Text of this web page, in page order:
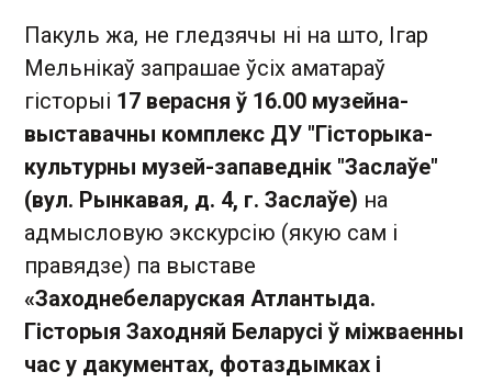
Пакуль жа, не гледзячы ні на што, Ігар
Мельнікаў запрашае ўсіх аматараў
гісторыі 17 верасня ў 16.00 музейна-
выставачны комплекс ДУ "Гісторыка-
культурны музей-запаведнік "Заслаўе"
(вул. Рынкавая, д. 4, г. Заслаўе) на
адмысловую экскурсію (якую сам і
правядзе) па выставе
«Заходнебеларуская Атлантыда.
Гісторыя Заходняй Беларусі ў міжваенны
час у дакументах, фотаздымках і